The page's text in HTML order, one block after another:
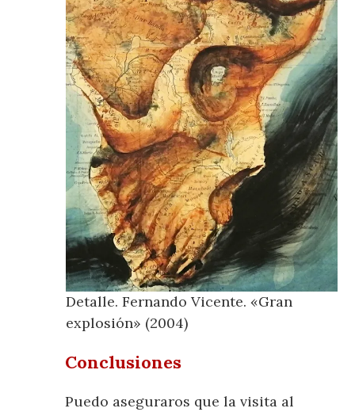
Detalle. Fernando Vicente. «Gran
explosión» (2004)
Conclusiones
Puedo aseguraros que la visita al